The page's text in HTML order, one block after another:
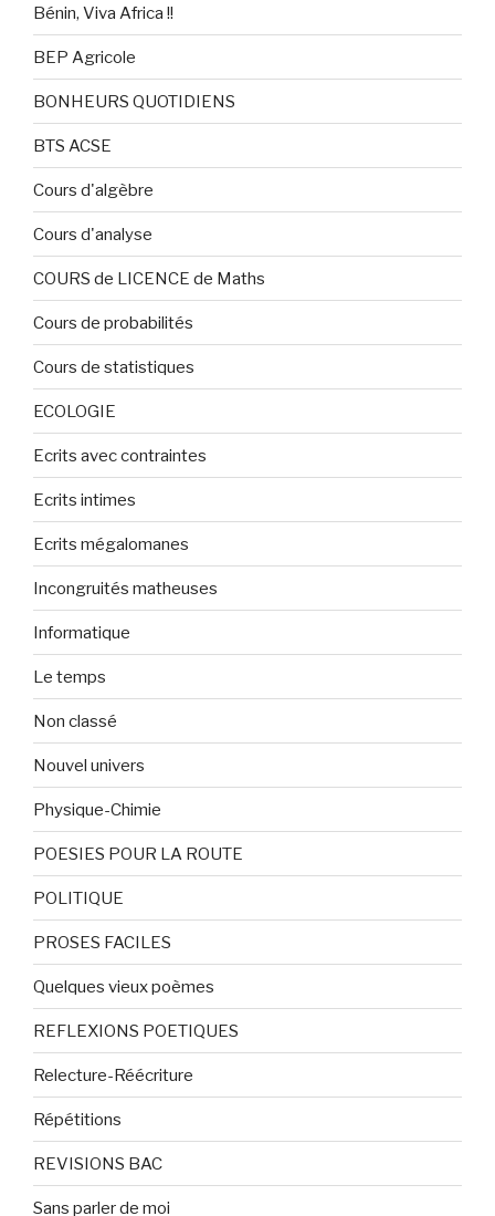
Bénin, Viva Africa !!
BEP Agricole
BONHEURS QUOTIDIENS
BTS ACSE
Cours d'algèbre
Cours d'analyse
COURS de LICENCE de Maths
Cours de probabilités
Cours de statistiques
ECOLOGIE
Ecrits avec contraintes
Ecrits intimes
Ecrits mégalomanes
Incongruités matheuses
Informatique
Le temps
Non classé
Nouvel univers
Physique-Chimie
POESIES POUR LA ROUTE
POLITIQUE
PROSES FACILES
Quelques vieux poèmes
REFLEXIONS POETIQUES
Relecture-Réécriture
Répétitions
REVISIONS BAC
Sans parler de moi